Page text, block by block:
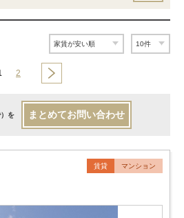
2
を まとめてお問い合わせ
賃貸 マンション